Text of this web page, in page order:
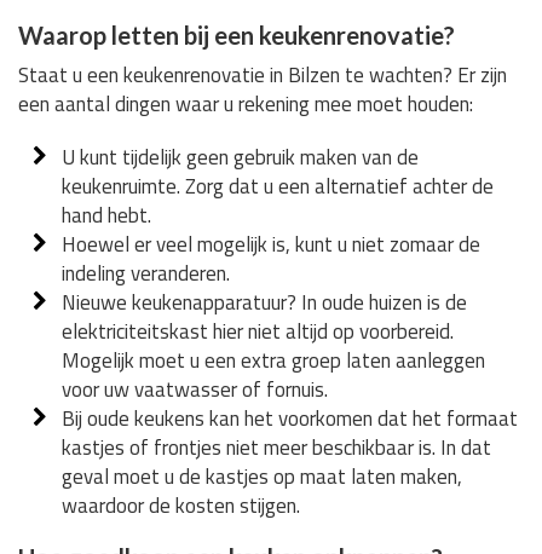
Waarop letten bij een keukenrenovatie?
Staat u een keukenrenovatie in Bilzen te wachten? Er zijn
een aantal dingen waar u rekening mee moet houden:
U kunt tijdelijk geen gebruik maken van de
keukenruimte. Zorg dat u een alternatief achter de
hand hebt.
Hoewel er veel mogelijk is, kunt u niet zomaar de
indeling veranderen.
Nieuwe keukenapparatuur? In oude huizen is de
elektriciteitskast hier niet altijd op voorbereid.
Mogelijk moet u een extra groep laten aanleggen
voor uw vaatwasser of fornuis.
Bij oude keukens kan het voorkomen dat het formaat
kastjes of frontjes niet meer beschikbaar is. In dat
geval moet u de kastjes op maat laten maken,
waardoor de kosten stijgen.